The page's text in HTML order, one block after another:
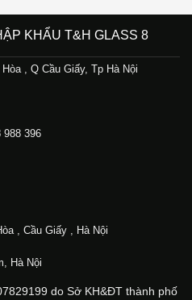
KHẨU T&H GLASS 8
, Q Cầu Giấy, Tp Hà Nội
988 396
, Cầu Giấy , Hà Nội
Hà Nội
do Sở KH&ĐT thành phố